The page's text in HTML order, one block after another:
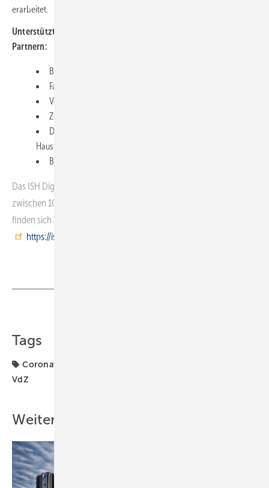
erarbeitet.
Unterstützt wird das neue Online-Format von namhaften
Partnern:
Bundesverband der Deutschen Heizungsindustrie (BDH)
Fachverband Gebäude-Klima (FGK)
Vereinigung Deutsche Sanitärwirtschaft (VDS)
Zentralverband Sanitär Heizung Klima (ZVSHK)
Deutscher Großhandelsverband Haustechnik (DG
Haustechnik)
Bundesverband Schwimmbad & Wellness (bsw)
Das ISH Digital Startup Speed-Dating findet am 14.10.2020
zwischen 10.00 und 11.30 Uhr statt. Alle wichtigen Informationen
finden sich auf der eigens eingerichteten Website
https://ish.innoloft.com/
Tags
Coronavirus
VdZ
Weitere Inhalte